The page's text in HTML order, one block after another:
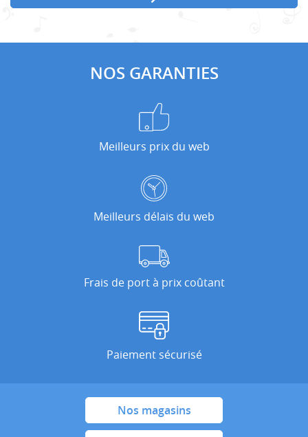
NOS GARANTIES
Meilleurs prix du web
Meilleurs délais du web
Frais de port à prix coûtant
Paiement sécurisé
Nos magasins